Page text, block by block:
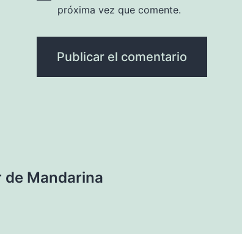
próxima vez que comente.
de Mandarina